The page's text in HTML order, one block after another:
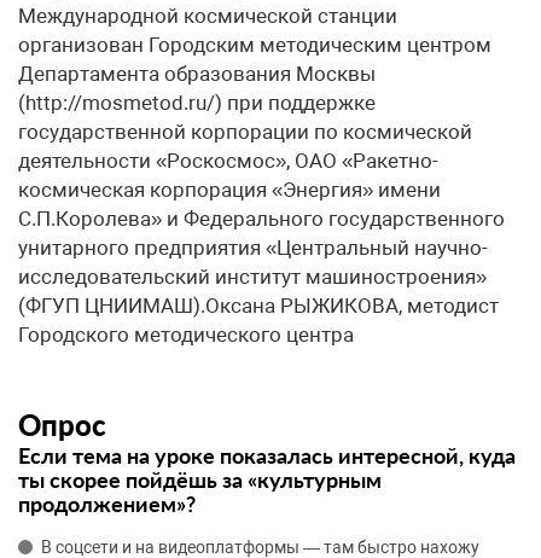
Международной космической станции
организован Городским методическим центром
Департамента образования Москвы
(http://mosmetod.ru/) при поддержке
государственной корпорации по космической
деятельности «Роскосмос», ОАО «Ракетно-
космическая корпорация «Энергия» имени
С.П.Королева» и Федерального государственного
унитарного предприятия «Центральный научно-
исследовательский институт машиностроения»
(ФГУП ЦНИИМАШ).Оксана РЫЖИКОВА, методист
Городского методического центра
Опрос
Если тема на уроке показалась интересной, куда
ты скорее пойдёшь за «культурным
продолжением»?
В соцсети и на видеоплатформы — там быстро нахожу